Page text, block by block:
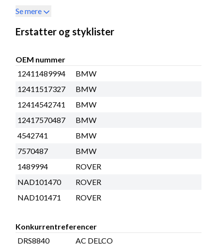
Se mere
Erstatter og styklister
OEM nummer
12411489994
BMW
12411517327
BMW
12414542741
BMW
12417570487
BMW
4542741
BMW
7570487
BMW
1489994
ROVER
NAD101470
ROVER
NAD101471
ROVER
Konkurrentreferencer
DRS8840
AC DELCO